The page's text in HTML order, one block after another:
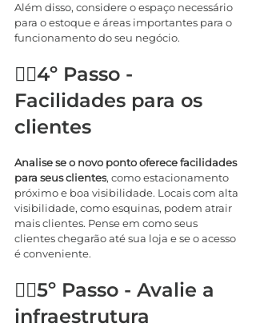
Além disso, considere o espaço necessário
para o estoque e áreas importantes para o
funcionamento do seu negócio.
🚶‍♂️4º Passo -
Facilidades para os
clientes
Analise se o novo ponto oferece facilidades
para seus clientes, como estacionamento
próximo e boa visibilidade. Locais com alta
visibilidade, como esquinas, podem atrair
mais clientes. Pense em como seus
clientes chegarão até sua loja e se o acesso
é conveniente.
🚶‍♂️5º Passo - Avalie a
infraestrutura